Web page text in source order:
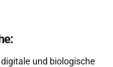
und biologische